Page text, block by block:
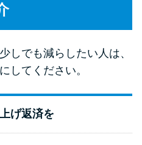
しでも減らしたい人は、
してください。
げ返済を